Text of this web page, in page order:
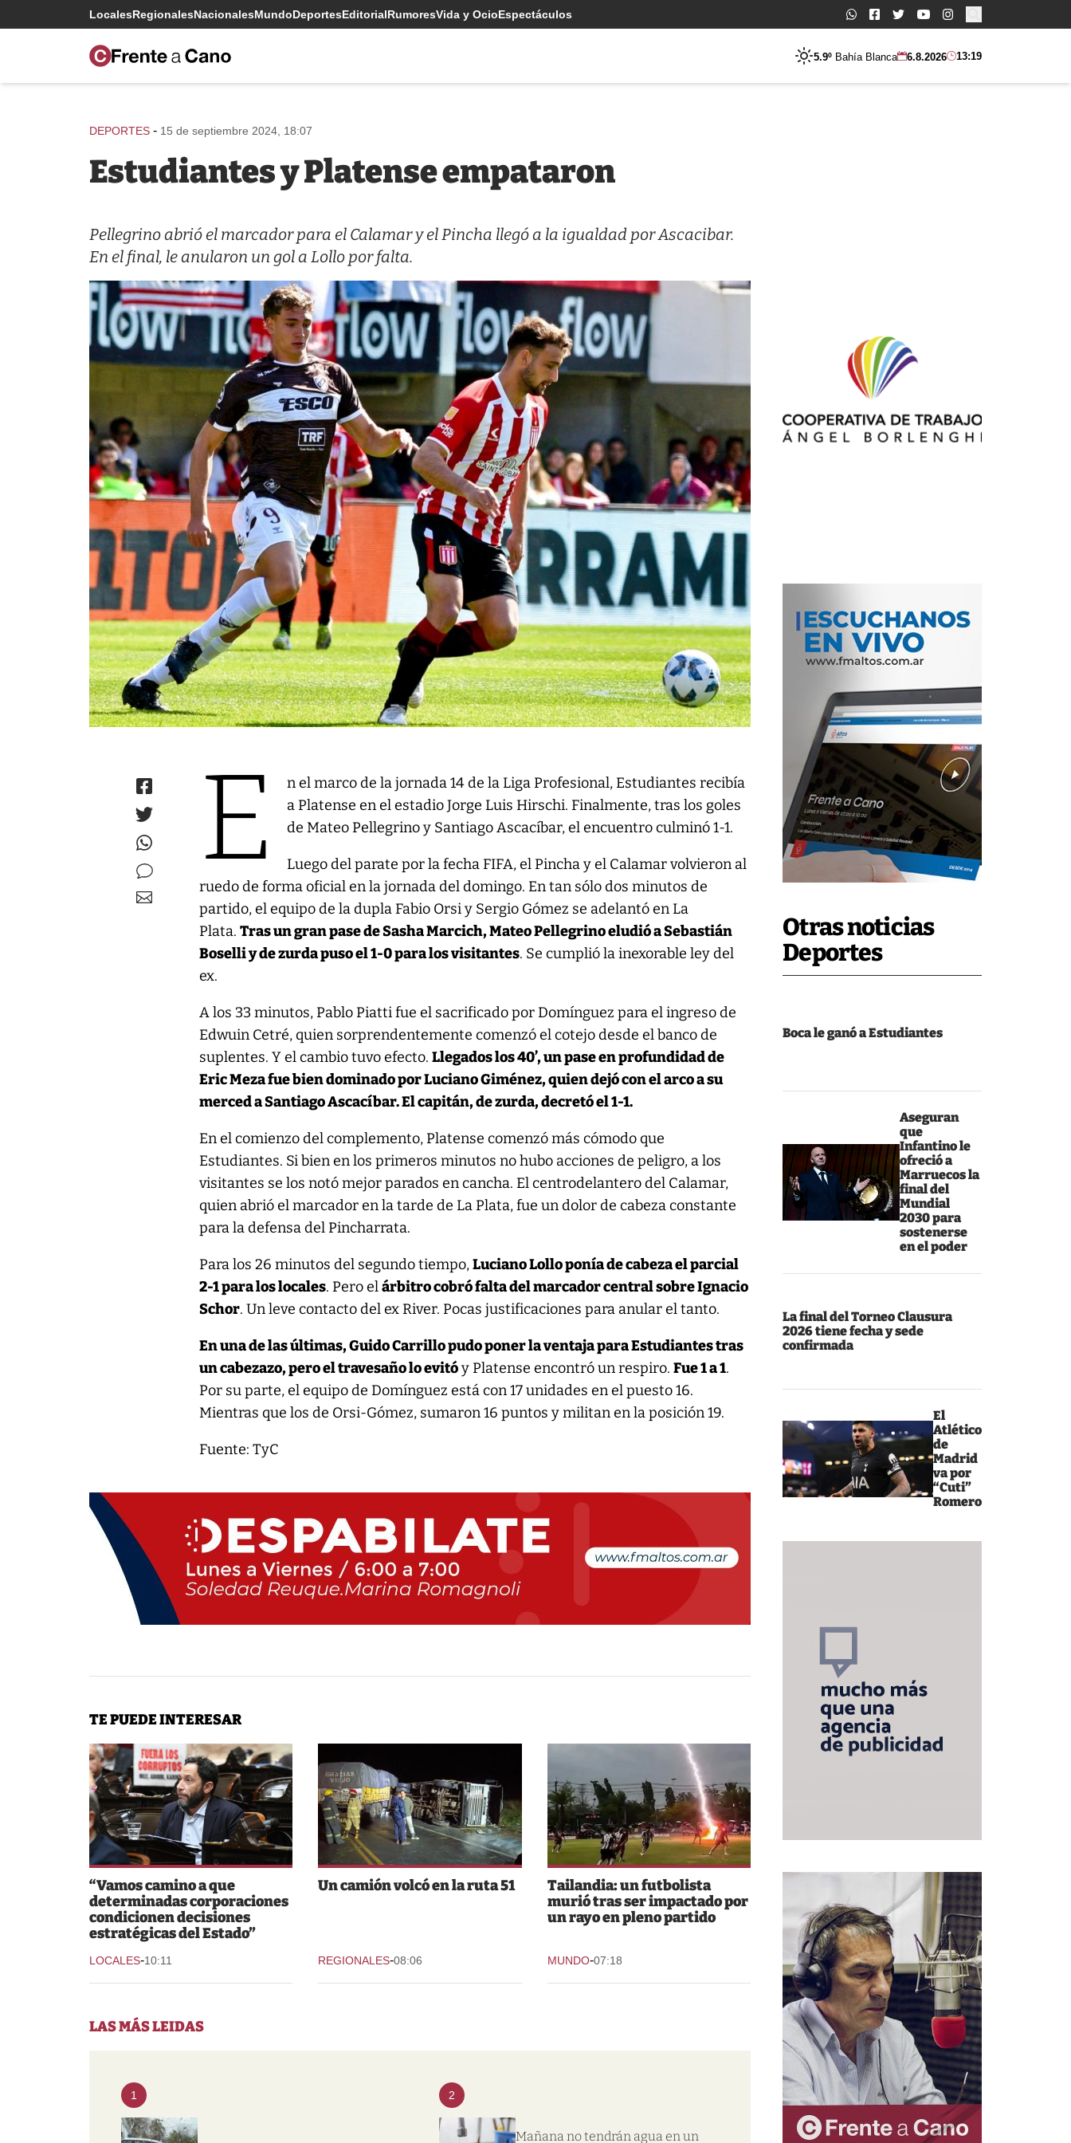
LocalesRegionalesNacionalesMundoDeportesEditorialRumoresVida y OcioEspectáculos Buscar:
5.9º Bahía Blanca 6.8.2026 13:19
Otras noticias
Deportes
Boca le ganó a Estudiantes
Aseguran
que
Infantino le
ofreció a
Marruecos la
final del
Mundial
2030 para
sostenerse
en el poder
La final del Torneo Clausura
2026 tiene fecha y sede
confirmada
El
Atlético
de
Madrid
va por
“Cuti”
Romero
DEPORTES - 15 de septiembre 2024, 18:07
Estudiantes y Platense empataron
Pellegrino abrió el marcador para el Calamar y el Pincha llegó a la igualdad por Ascacibar.
En el final, le anularon un gol a Lollo por falta.
E
n el marco de la jornada 14 de la Liga Profesional, Estudiantes recibía
a Platense en el estadio Jorge Luis Hirschi. Finalmente, tras los goles
de Mateo Pellegrino y Santiago Ascacíbar, el encuentro culminó 1-1.
Luego del parate por la fecha FIFA, el Pincha y el Calamar volvieron al
ruedo de forma oficial en la jornada del domingo. En tan sólo dos minutos de
partido, el equipo de la dupla Fabio Orsi y Sergio Gómez se adelantó en La
Plata.Tras un gran pase de Sasha Marcich, Mateo Pellegrino eludió a Sebastián
Boselli y de zurda puso el 1-0 para los visitantes. Se cumplió la inexorable ley del
ex.
A los 33 minutos, Pablo Piatti fue el sacrificado por Domínguez para el ingreso de
Edwuin Cetré, quien sorprendentemente comenzó el cotejo desde el banco de
suplentes. Y el cambio tuvo efecto.Llegados los 40’, un pase en profundidad de
Eric Meza fue bien dominado por Luciano Giménez, quien dejó con el arco a su
merced a Santiago Ascacíbar. El capitán, de zurda, decretó el 1-1.
En el comienzo del complemento, Platense comenzó más cómodo que
Estudiantes. Si bien en los primeros minutos no hubo acciones de peligro, a los
visitantes se los notó mejor parados en cancha. El centrodelantero del Calamar,
quien abrió el marcador en la tarde de La Plata, fue un dolor de cabeza constante
para la defensa del Pincharrata.
Para los 26 minutos del segundo tiempo,Luciano Lollo ponía de cabeza el parcial
2-1 para los locales. Pero elárbitro cobró falta del marcador central sobre Ignacio
Schor. Un leve contacto del ex River. Pocas justificaciones para anular el tanto.
En una de las últimas, Guido Carrillo pudo poner la ventaja para Estudiantes tras
un cabezazo, pero el travesaño lo evitóy Platense encontró un respiro.Fue 1 a 1.
Por su parte, el equipo de Domínguez está con 17 unidades en el puesto 16.
Mientras que los de Orsi-Gómez, sumaron 16 puntos y militan en la posición 19.
Fuente: TyC
TE PUEDE INTERESAR
“Vamos camino a que
determinadas corporaciones
condicionen decisiones
estratégicas del Estado”
LOCALES-10:11
Un camión volcó en la ruta 51
REGIONALES-08:06
Tailandia: un futbolista
murió tras ser impactado por
un rayo en pleno partido
MUNDO-07:18
LAS MÁS LEIDAS
1 2
Mañana no tendrán agua en un